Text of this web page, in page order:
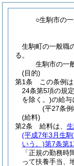
○生駒市の
生駒町の一般職
る。
生駒市の一
(目的)
第1条
この条例
24条第5項の規
を除く。)の給与
(平27条
(給料)
第2条
給料は、
(平成7年3月生
いう。)第7条第
「正規の勤務時
って扶養手当、